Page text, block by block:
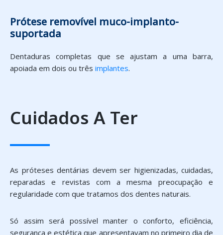
Prótese removível muco-implanto-
suportada
Dentaduras completas que se ajustam a uma barra,
apoiada em dois ou três implantes.
Cuidados A Ter
As próteses dentárias devem ser higienizadas, cuidadas,
reparadas e revistas com a mesma preocupação e
regularidade com que tratamos dos dentes naturais.
Só assim será possível manter o conforto, eficiência,
segurança e estética que apresentavam no primeiro dia de